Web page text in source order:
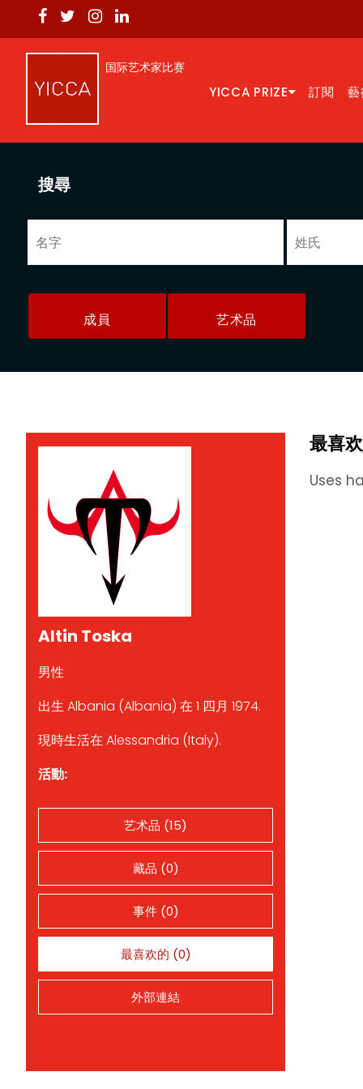
国际艺术家比赛
YICCA PRIZE 訂閱 藝
搜尋
成員 艺术品
Altin Toska
男性
出生 Albania (Albania) 在 1 四月 1974.
現時生活在 Alessandria (Italy).
活動:
艺术品 (15)
藏品 (0)
事件 (0)
最喜欢的 (0)
外部連結
最喜
Uses